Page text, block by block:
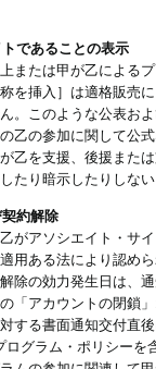
であることの表示
または甲が乙による
を挿入］は適格販売
。このような公表お
乙の参加に関して公
乙を支援、後援また
たり暗示したりしない
約解除
がアソシエイト・サ
用ある法により認め
除の効力発生日は、
「アカウントの閉鎖
する書面通知交付直
ログラム・ポリシー